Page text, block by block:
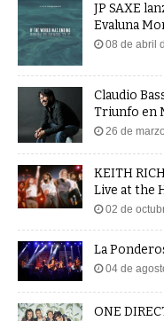
JP SAXE
Evaluna
08 de abril
Claudio
Triunfo en
26 de
KEITH
Live at the
02 de
La
04 de
ONE